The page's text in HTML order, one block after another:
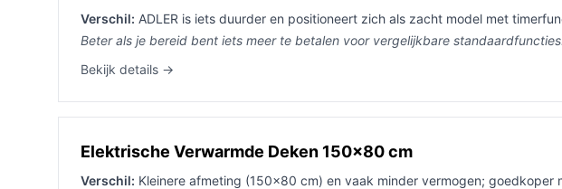
Verschil: ADLER is iets duurder en positioneert zich als zacht model met
Beter als je bereid bent iets meer te betalen voor vergelijkbare standaardfuncties.
Bekijk details →
Elektrische Verwarmde Deken 150x80 cm
Verschil: Kleinere afmeting (150×80 cm) en vaak minder vermogen; goedkoper